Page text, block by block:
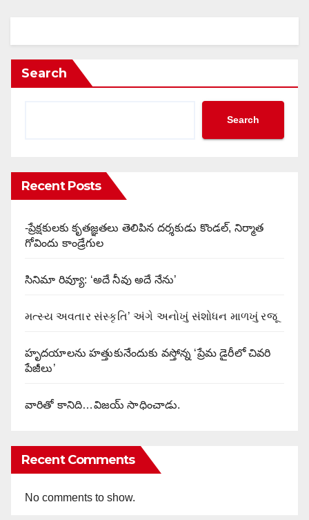
Search
Search
Recent Posts
-ప్రేక్షకులకు కృతజ్ఞతలు తెలిపిన దర్శకుడు కొండల్, నిర్మాత
గోవిందు కాండ్రేగుల
సినిమా రివ్యూ: ‘అదే నీవు అదే నేను’
મત્સ્ય અવતાર સંસ્કૃતિ’ અંગે અનોખું સંશોધન માળખું રજૂ
హృదయాలను హత్తుకునేందుకు వస్తోన్న ‘ప్రేమ డైరీలో చివరి
పేజీలు’
వారితో కానిది…విజయ్ సాధించాడు.
Recent Comments
No comments to show.